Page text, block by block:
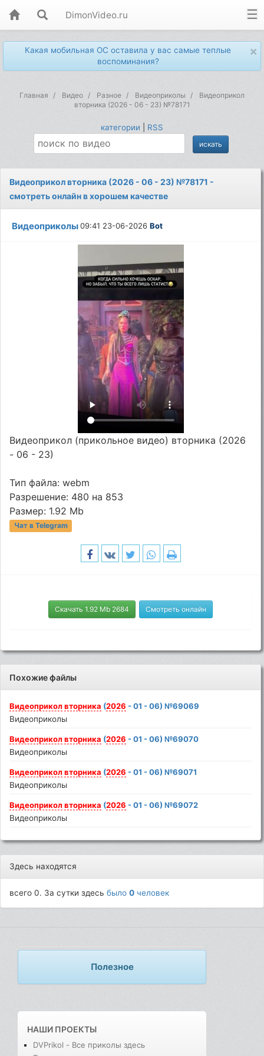
DimonVideo.ru
×
Какая мобильная ОС оставила у вас самые теплые
воспоминания?
Главная Видео Разное Видеоприколы
Видеоприкол
вторника (2026 - 06 - 23) №78171
категории RSS
Видеоприкол вторника (2026 - 06 - 23) №78171 -
смотреть онлайн в хорошем качестве
Видеоприколы09:41 23-06-2026Bot
Видеоприкол (прикольное видео) вторника (2026
- 06 - 23)
Тип файла: webm
Разрешение: 480 на 853
Размер: 1.92 Mb
Чат в Telegram
Скачать 1.92 Mb 2684 Смотреть онлайн
Похожие файлы
Видеоприкол вторника (2026 - 01 - 06) №69069
Видеоприколы
Видеоприкол вторника (2026 - 01 - 06) №69070
Видеоприколы
Видеоприкол вторника (2026 - 01 - 06) №69071
Видеоприколы
Видеоприкол вторника (2026 - 01 - 06) №69072
Видеоприколы
Здесь находятся
всего 0. За сутки здесьбыло0 человек
Полезное
НАШИ ПРОЕКТЫ
DVPrikol - Все приколы здесь